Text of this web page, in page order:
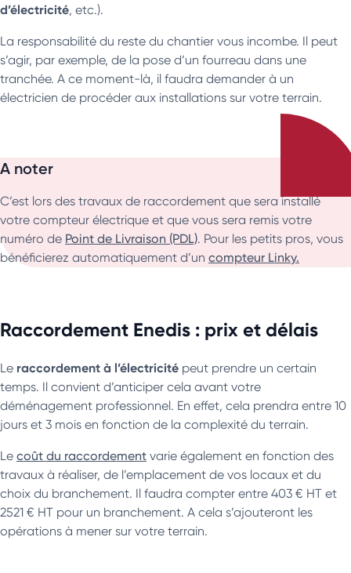
d’électricité, etc.).
La responsabilité du reste du chantier vous incombe. Il peut
s’agir, par exemple, de la pose d’un fourreau dans une
tranchée. A ce moment-là, il faudra demander à un
électricien de procéder aux installations sur votre terrain.
A noter
C’est lors des travaux de raccordement que sera installé
votre compteur électrique et que vous sera remis votre
numéro de Point de Livraison (PDL). Pour les petits pros, vous
bénéficierez automatiquement d’un compteur Linky.
Raccordement Enedis : prix et délais
Le raccordement à l’électricité peut prendre un certain
temps. Il convient d’anticiper cela avant votre
déménagement professionnel. En effet, cela prendra entre 10
jours et 3 mois en fonction de la complexité du terrain.
Le coût du raccordement varie également en fonction des
travaux à réaliser, de l’emplacement de vos locaux et du
choix du branchement. Il faudra compter entre 403 € HT et
2521 € HT pour un branchement. A cela s’ajouteront les
opérations à mener sur votre terrain.